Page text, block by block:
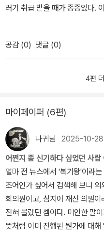
쳐 놓는 신기한 이야기 속으로
서는 이스마엘이라는 화자와
을 잃고 모든 걸 내건 채 고래를
라고 말하고 있었다. 하지만 그
며 읽어나가면 좋을 것 같다는
의 모비 딕에 대한 집착은 많은
는 비극을 낳기에 안타까운 마음
기름과 고기를 얻기 위한 고래잡
는 향해를 했다. 일등 항해사 스타벅은 그런 선장에게 말을 못하는 동
물에게 그런 복수심을 품는 것
우고 다시 돌아가자고 하지만 어
선장의 항해는 계속 되었다. 선
을 되돌리기엔 모든 것이 허망
사투 속에서 고래와 함께 바다
러기 취급 받을 때가 종종있다.
각되지 않고 꼭 귀신이 머리를
가?ㅋㅋ 다음은 딸아이가 읽고
한 이스마엘은 넨터킷으로 떠나
되는데 어쩌다 한 방을 쓰게 된
른다. 아하브선장은 경험이 많
사람이지만 모비딕이라는 흰고
도 있을 것 같다는 생각이 책을
했다. 모비딕이라는 거대한 고래
렸기 때문이다. 아하브 선장은
드호의 선원들을 죽음의 길로
의 과도한 집착과 욕심이 죽음
는게 나오는데 자세히 알 수는
오는 향이 나는 끈적끈적한 덩
문에 고래가 죽는 건지 병 때문
공감 (0) 댓글 (0)
4편
마이페이퍼 (6편)
나귀님 2025-10-28
어쩐지 좀 신기하다 싶었던 사람
얼마 전 뉴스에서 '복기왕'이라
조어인가 싶어서 검색해 보니
회의원이고, 심지어 재선 의원
전혀 몰랐던 셈이다. 미안한 말
뜻처럼 이미 진행된 뭔가에 대